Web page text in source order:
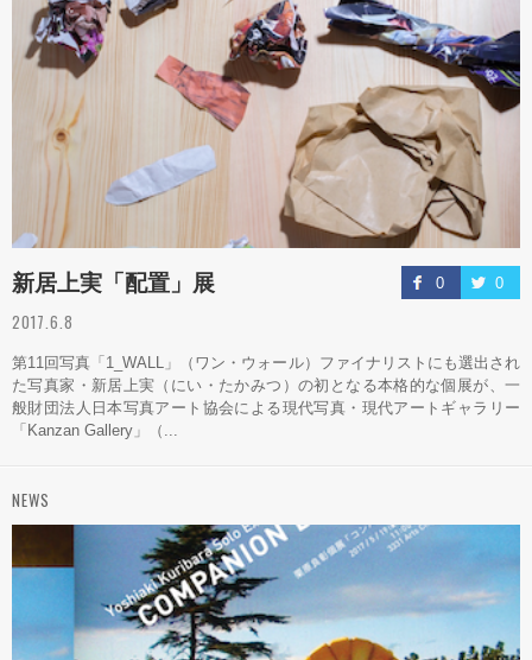
0 0
新居上実「配置」展
2017.6.8
第11回写真「1_WALL」（ワン・ウォール）ファイナリストにも選出され
た写真家・新居上実（にい・たかみつ）の初となる本格的な個展が、一
般財団法人日本写真アート協会による現代写真・現代アートギャラリー
「Kanzan Gallery」（...
NEWS